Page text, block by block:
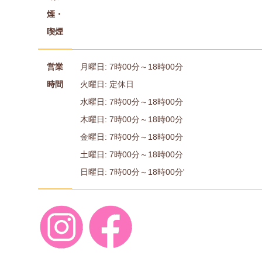
煙・
喫煙
営業
時間
月曜日: 7時00分～18時00分
火曜日: 定休日
水曜日: 7時00分～18時00分
木曜日: 7時00分～18時00分
金曜日: 7時00分～18時00分
土曜日: 7時00分～18時00分
日曜日: 7時00分～18時00分'